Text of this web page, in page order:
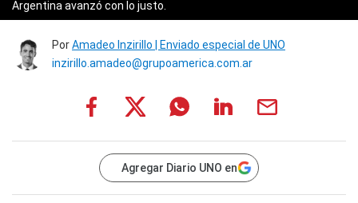
Argentina avanzó con lo justo.
PorAmadeo Inzirillo | Enviado especial de UNO
inzirillo.amadeo@grupoamerica.com.ar
Agregar Diario UNO en